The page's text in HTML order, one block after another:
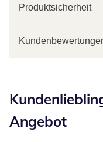
Produktsicherheit
Angebot